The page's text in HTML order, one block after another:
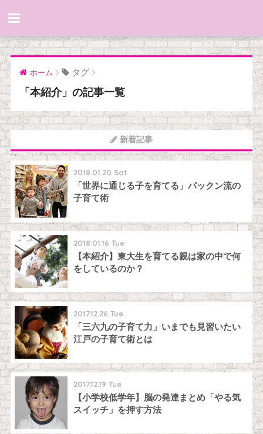
ホーム タグ
「本紹介」の記事一覧
新着記事
2018.01.20 Sat
「世界に通じる子を育てる」パックン流の
子育て術
2018.01.16 Tue
【本紹介】東大生を育てる親は家の中で何
をしているのか？
2017.12.26 Tue
「三六九の子育て力」いまでも見習いたい
江戸の子育て術とは
2017.12.19 Tue
【小学校低学年】脳の発達まとめ「やる気
スイッチ」を押す方法